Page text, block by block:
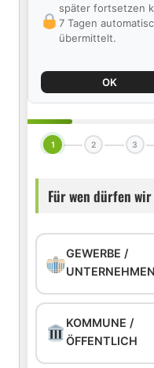
später fortsetzen
7 Tagen
übermittelt.
OK
1 2 3
Für wen dürfen
GEWERBE /
UNTERNEHMEN
KOMMUNE /
ÖFFENTLICH